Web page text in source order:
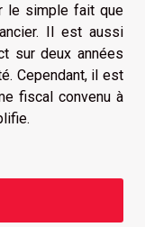
le simple fait que
Il est aussi
sur deux années
Cependant, il est
fiscal convenu à